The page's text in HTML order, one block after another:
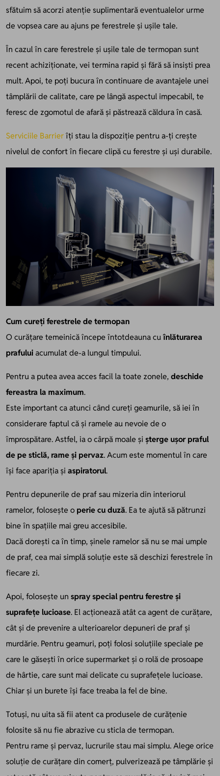
sfătuim să acorzi atenție suplimentară eventualelor urme
de vopsea care au ajuns pe ferestrele și ușile tale.
În cazul în care ferestrele și ușile tale de termopan sunt
recent achiziționate, vei termina rapid și fără să insiști prea
mult. Apoi, te poți bucura în continuare de avantajele unei
tâmplării de calitate, care pe lângă aspectul impecabil, te
feresc de zgomotul de afară și păstrează căldura în casă.
Serviciile Barrierîți stau la dispoziție pentru a-ți crește
nivelul de confort în fiecare clipă cu ferestre și uși durabile.
Cum cureți ferestrele de termopan
O curățare temeinică începe întotdeauna cuînlăturarea
prafuluiacumulat de-a lungul timpului.
Pentru a putea avea acces facil la toate zonele, deschide
fereastra la maximum.
Este important ca atunci când cureți geamurile, să iei în
considerare faptul că și ramele au nevoie de o
împrospătare. Astfel, ia o cârpă moale și șterge ușor praful
de pe sticlă, rame și pervaz. Acum este momentul în care
își face apariția și aspiratorul.
Pentru depunerile de praf sau mizeria din interiorul
ramelor, folosește o perie cu duză. Ea te ajută să pătrunzi
bine în spațiile mai greu accesibile.
Dacă dorești ca în timp, șinele ramelor să nu se mai umple
de praf, cea mai simplă soluție este să deschizi ferestrele în
fiecare zi.
Apoi, folosește un sprayspecial pentru ferestre și
suprafețe lucioase. El acționează atât ca agent de curățare,
cât și de prevenire a ulterioarelor depuneri de praf și
murdărie. Pentru geamuri, poți folosi soluțiile speciale pe
care le găsești în orice supermarket și o rolă de prosoape
de hârtie, care sunt mai delicate cu suprafețele lucioase.
Chiar și un burete își face treaba la fel de bine.
Totuși, nu uita să fii atent ca produsele de curățenie
folosite să nu fie abrazive cu sticla de termopan.
Pentru rame și pervaz, lucrurile stau mai simplu. Alege orice
soluție de curățare din comerț, pulverizează pe tâmplărie și